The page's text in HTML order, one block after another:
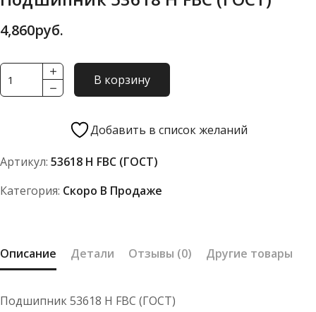
4,860руб.
Количество
товара
FBC
В корзину
Добавить в список желаний
Артикул: 53618 Н FBC (ГОСТ)
Категория: Скоро В Продаже
Описание Детали Отзывы (0) Другие товары
Подшипник 53618 Н FBC (ГОСТ)